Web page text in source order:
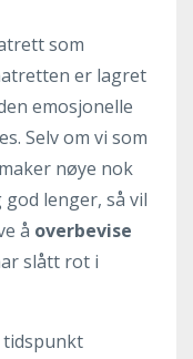
som
er lagret
emosjonelle
Selv om vi som
nøye nok
lenger, så vil
å overbevise
slått rot i
tidspunkt